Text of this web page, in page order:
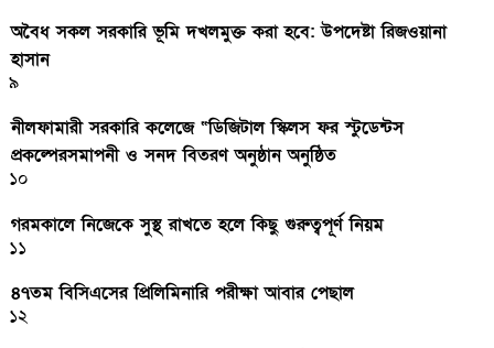
অবৈধ সকল সরকারি ভূমি দখলমুক্ত করা হবে: উপদেষ্টা রিজওয়ানা
হাসান
৯
নীলফামারী সরকারি কলেজে “ডিজিটাল স্কিলস ফর স্টুডেন্টস
প্রকল্পেরসমাপনী ও সনদ বিতরণ অনুষ্ঠান অনুষ্ঠিত
১০
গরমকালে নিজেকে সুস্থ রাখতে হলে কিছু গুরুত্বপূর্ণ নিয়ম
১১
৪৭তম বিসিএসের প্রিলিমিনারি পরীক্ষা আবার পেছাল
১২